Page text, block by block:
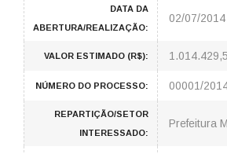
DATA DA
ABERTURA/REALIZAÇÃO:
02/07/2014
VALOR ESTIMADO (R$):
NÚMERO DO PROCESSO: 00001/
REPARTIÇÃO/SETOR
INTERESSADO:
Prefeitura